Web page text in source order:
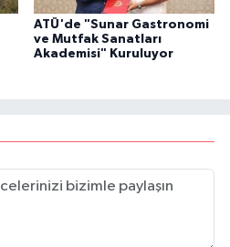
ATÜ'de "Sunar Gastronomi
ve Mutfak Sanatları
Akademisi" Kuruluyor